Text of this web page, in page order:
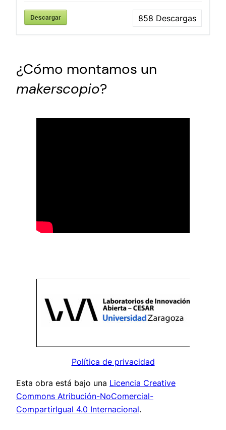
Descargar 858 Descargas
¿Cómo montamos un
makerscopio?
Política de privacidad
Esta obra está bajo una Licencia Creative
Commons Atribución-NoComercial-
CompartirIgual 4.0 Internacional.